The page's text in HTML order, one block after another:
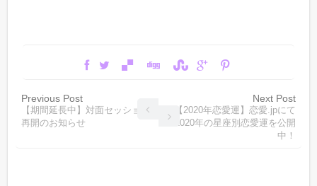
Previous Post
【期間延長中】対面セッション
再開のお知らせ
Next Post
【2020年恋愛運】恋愛.jpにて
2020年の星座別恋愛運を公開
中！